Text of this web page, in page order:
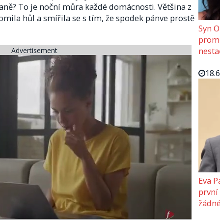
To je noční můra každé domácnosti. Většina z
hůl a smířila se s tím, že spodek pánve prostě
Advertisement
Syn
Eva
první